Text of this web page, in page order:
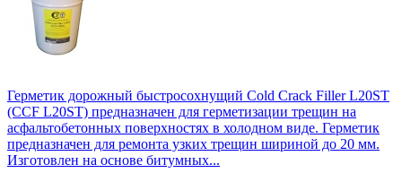
Герметик дорожный быстросохнущий Cold Crack Filler L20SТ
(CCF L20SТ) предназначен для герметизации трещин на
асфальтобетонных поверхностях в холодном виде. Герметик
предназначен для ремонта узких трещин шириной до 20 мм.
Изготовлен на основе битумных...